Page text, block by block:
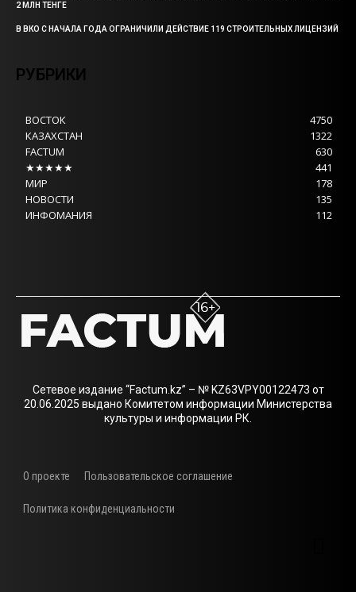
2 МЛН ТЕНГЕ
В ВКО С НАЧАЛА ГОДА ОГРАНИЧИЛИ ДЕЙСТВИЕ 119 СТРОИТЕЛЬНЫХ ЛИЦЕНЗИЙ
РУБРИКИ
ВОСТОК
4750
КАЗАХСТАН
1322
FACTUM
630
★★★★★
441
МИР
178
НОВОСТИ
135
ИНФОМАНИЯ
112
Сетевое издание “Factum.kz” – № KZ63VPY00122473 от
20.06.2025 выдано Комитетом информации Министерства
культуры и информации РК.
О проекте Пользовательское соглашение
Политика конфиденциальности